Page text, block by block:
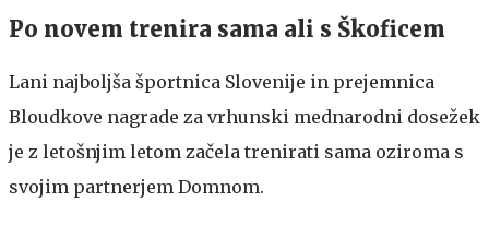
Po novem trenira sama ali s Škoficem
Lani najboljša športnica Slovenije in prejemnica
Bloudkove nagrade za vrhunski mednarodni dosežek
je z letošnjim letom začela trenirati sama oziroma s
svojim partnerjem Domnom.